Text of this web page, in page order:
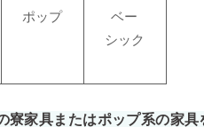
ポップ
ベー
シック
家具またはポップ系の家具